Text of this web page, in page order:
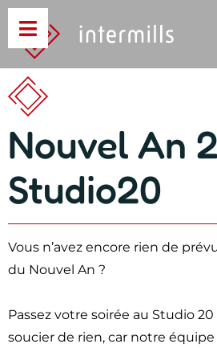
Nouvel An
Studio20
Vous n’avez encore rien de
du Nouvel An ?
Passez votre soirée au Studio
soucier de rien, car notre équipe